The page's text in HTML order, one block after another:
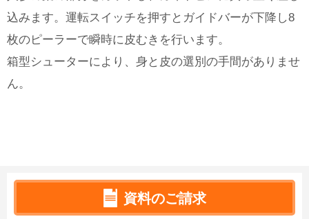
込みます。運転スイッチを押すとガイドバーが下降し8
枚のピーラーで瞬時に皮むきを行います。
箱型シューターにより、身と皮の選別の手間がありませ
ん。
資料のご請求